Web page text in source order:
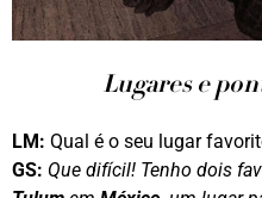
Lugares e
LM: Qual é o seu lugar
GS: Que difícil! Tenho dois